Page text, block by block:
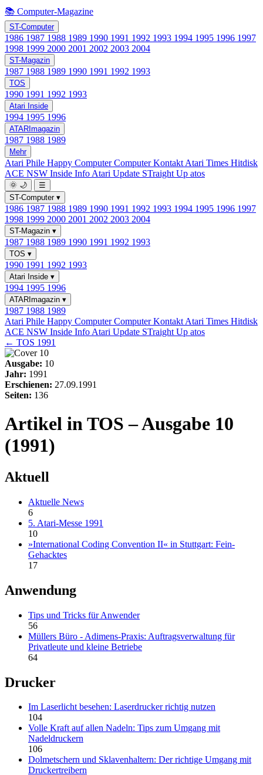
📚 Computer-Magazine
ST-Computer
1986 1987 1988 1989 1990 1991 1992 1993 1994 1995 1996 1997
1998 1999 2000 2001 2002 2003 2004
ST-Magazin
1987 1988 1989 1990 1991 1992 1993
TOS
1990 1991 1992 1993
Atari Inside
1994 1995 1996
ATARImagazin
1987 1988 1989
Mehr
Atari Phile Happy ComputerComputer Kontakt Atari Times Hitdisk
ACE NSW Inside Info Atari Update STraight Up atos
🌞 🌙
☰
ST-Computer ▾
1986 1987 1988 1989 1990 1991 1992 1993 1994 1995 1996 1997
1998 1999 2000 2001 2002 2003 2004
ST-Magazin ▾
1987 1988 1989 1990 1991 1992 1993
TOS ▾
1990 1991 1992 1993
Atari Inside ▾
1994 1995 1996
ATARImagazin ▾
1987 1988 1989
Atari Phile Happy ComputerComputer Kontakt Atari Times Hitdisk
ACE NSW Inside Info Atari Update STraight Up atos
← TOS 1991
Ausgabe: 10
Jahr: 1991
Erschienen: 27.09.1991
Seiten: 136
Artikel in TOS – Ausgabe 10
(1991)
Aktuell
Aktuelle News
6
5. Atari-Messe 1991
10
»International Coding Convention II« in Stuttgart: Fein-
Gehacktes
17
Anwendung
Tips und Tricks für Anwender
56
Müllers Büro - Adimens-Praxis: Auftragsverwaltung für
Privatleute und kleine Betriebe
64
Drucker
Im Laserlicht besehen: Laserdrucker richtig nutzen
104
Volle Kraft auf allen Nadeln: Tips zum Umgang mit
Nadeldruckern
106
Dolmetschern und Sklavenhaltern: Der richtige Umgang mit
Druckertreibern